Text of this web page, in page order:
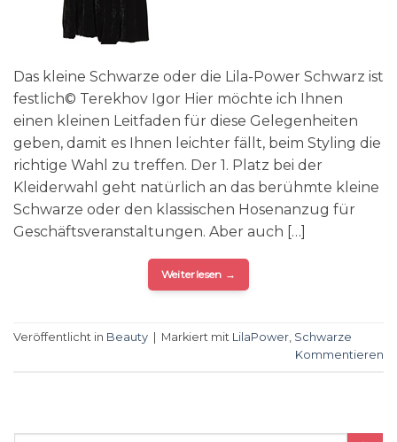
Das kleine Schwarze oder die Lila-Power Schwarz ist
festlich© Terekhov Igor Hier möchte ich Ihnen
einen kleinen Leitfaden für diese Gelegenheiten
geben, damit es Ihnen leichter fällt, beim Styling die
richtige Wahl zu treffen. Der 1. Platz bei der
Kleiderwahl geht natürlich an das berühmte kleine
Schwarze oder den klassischen Hosenanzug für
Geschäftsveranstaltungen. Aber auch […]
Weiterlesen →
Veröffentlicht in Beauty Markiert mit LilaPower Schwarze
Kommentieren